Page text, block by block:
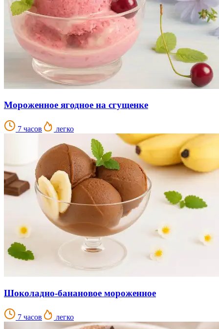
Мороженное ягодное на сгущенке
7 часов легко
Шоколадно-банановое мороженное
7 часов легко